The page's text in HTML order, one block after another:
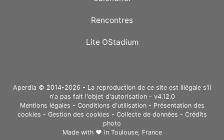
Rencontres
Lite OStadium
Aperdia © 2014-2026 - La reproduction de ce site est illégale s'il
n'a pas fait l'objet d'autorisation - v4.12.0
Mentions légales - Conditions d'utilisation- Présentation des
cookies - Gestion des cookies - Collecte de données - Crédits
photo
Made with ❤ in Toulouse, France